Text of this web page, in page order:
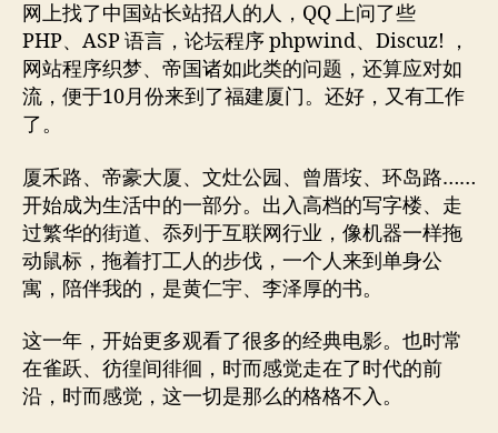
网上找了中国站长站招人的人，QQ 上问了些
PHP、ASP 语言，论坛程序 phpwind、Discuz! ，
网站程序织梦、帝国诸如此类的问题，还算应对如
流，便于10月份来到了福建厦门。还好，又有工作
了。
厦禾路、帝豪大厦、文灶公园、曾厝垵、环岛路……
开始成为生活中的一部分。出入高档的写字楼、走
过繁华的街道、忝列于互联网行业，像机器一样拖
动鼠标，拖着打工人的步伐，一个人来到单身公
寓，陪伴我的，是黄仁宇、李泽厚的书。
这一年，开始更多观看了很多的经典电影。也时常
在雀跃、彷徨间徘徊，时而感觉走在了时代的前
沿，时而感觉，这一切是那么的格格不入。